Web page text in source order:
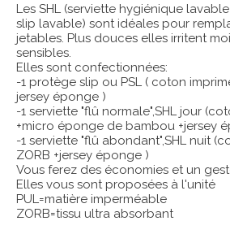
Les SHL (serviette hygiénique
slip lavable) sont idéales pour
jetables. Plus douces elles irritent
sensibles.
Elles sont confectionnées:
-1 protège slip ou PSL ( coton
jersey éponge )
-1 serviette "flû normale",SHL jour
+micro éponge de bambou +jersey
-1 serviette "flû abondant",SHL nuit
ZORB +jersey éponge )
Vous ferez des économies et un
Elles vous sont proposées à l'unité
PUL=matière imperméable
ZORB=tissu ultra absorbant